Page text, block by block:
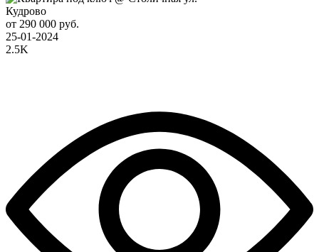
Кудрово
от 290 000 руб.
25-01-2024
2.5K